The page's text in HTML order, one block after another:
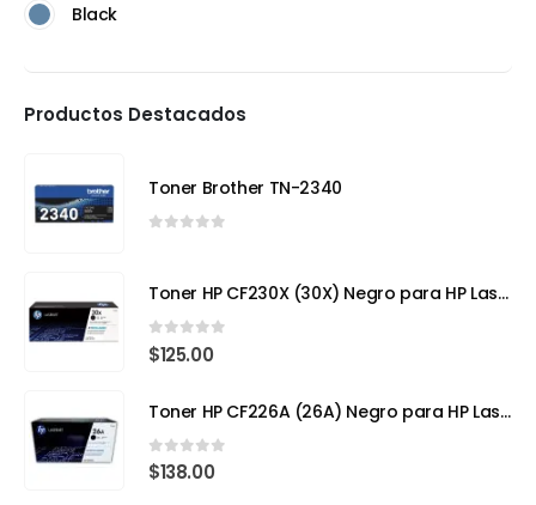
Black
Productos Destacados
Toner Brother TN-2340
Toner HP CF230X (30X) Negro para HP LaserJet Pro
0out of 5
$125.00
Toner HP CF226A (26A) Negro para HP LaserJet Pro M402
0out of 5
$138.00